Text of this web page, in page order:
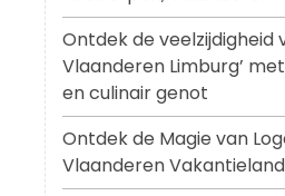
Ontdek de veelzijdigheid
Vlaanderen Limburg’
en culinair genot
Ontdek de Magie van
Vlaanderen Vakantieland